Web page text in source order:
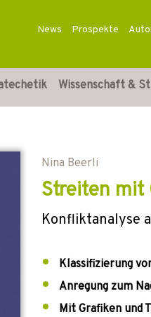
News Prospekte
Wissenschaft &
Nina Beerli
Streiten mit
Konfliktanalyse
Klassifizierung
Anregung zum
Mit Grafiken und